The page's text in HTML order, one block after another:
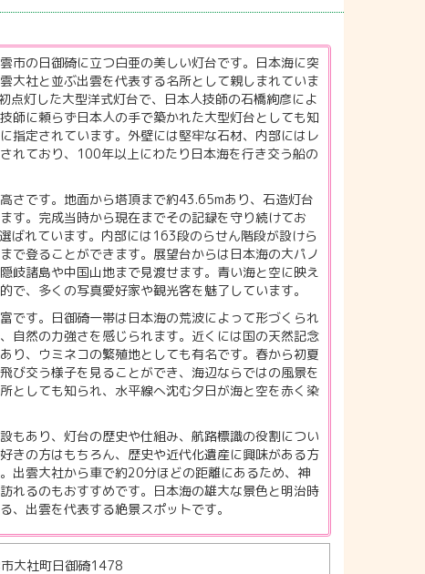
市の日御碕に立つ白亜の美しい灯台です。日本海に突
大社と並ぶ出雲を代表する名所として親しまれていま
点灯した大型洋式灯台で、日本人技師の石橋絢彦によ
師に頼らず日本人の手で築かれた大型灯台としても知
指定されています。外壁には堅牢な石材、内部にはレ
れており、100年以上にわたり日本海を行き交う船の
さです。地面から塔頂まで約43.65mあり、石造灯台
す。完成当時から現在までその記録を守り続けてお
ばれています。内部には163段のらせん階段が設けら
で登ることができます。展望台からは日本海の大パノ
岐諸島や中国山地まで見渡せます。青い海と空に映え
で、多くの写真愛好家や観光客を魅了しています。
です。日御碕一帯は日本海の荒波によって形づくられ
自然の力強さを感じられます。近くには国の天然記念
り、ウミネコの繁殖地としても有名です。春から初夏
び交う様子を見ることができ、海辺ならではの風景を
としても知られ、水平線へ沈む夕日が海と空を赤く染
もあり、灯台の歴史や仕組み、航路標識の役割につい
きの方はもちろん、歴史や近代化遺産に興味がある方
出雲大社から車で約20分ほどの距離にあるため、神
れるのもおすすめです。日本海の雄大な景色と明治時
、出雲を代表する絶景スポットです。
大社町日御碕1478